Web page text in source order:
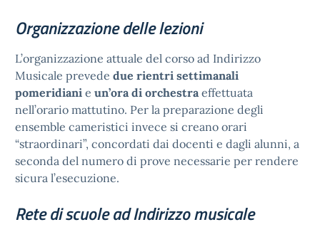
Organizzazione delle lezioni
L’organizzazione attuale del corso ad Indirizzo
Musicale prevede due rientri settimanali
pomeridiani e un’ora di orchestraeffettuata
nell’orario mattutino. Per la preparazione degli
ensemble cameristici invece si creano orari
“straordinari”, concordati dai docenti e dagli alunni, a
seconda del numero di prove necessarie per rendere
sicura l’esecuzione.
Rete di scuole ad Indirizzo musicale